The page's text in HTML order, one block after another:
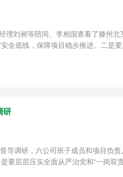
刘昶等陪同。李相国查看了滕州
底线，保障项目稳步推进。二是要
研
调研，六公司班子成员和项目负
层层压实全面从严治党和“一岗双